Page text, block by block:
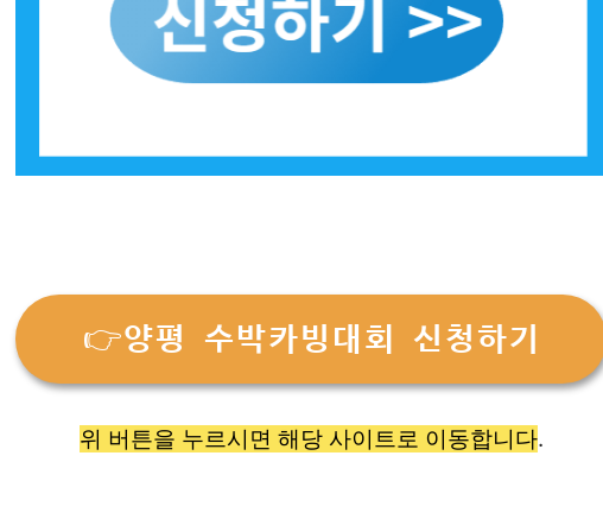
👉양평 수박카빙대회 신청하기
위 버튼을 누르시면 해당 사이트로 이동합니다.